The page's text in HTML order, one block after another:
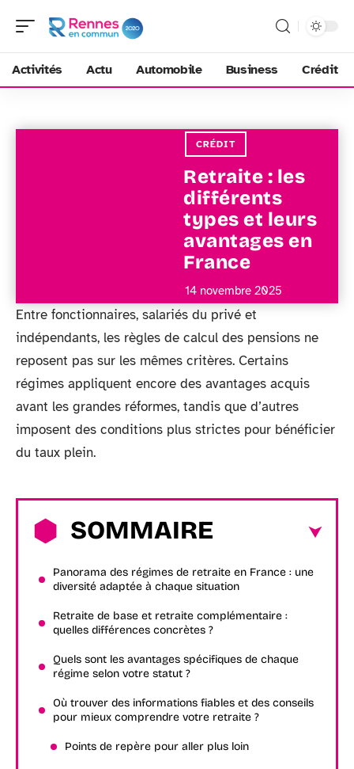
Activités Actu Automobile Business Crédit
CRÉDIT
Retraite : les
différents
types et leurs
avantages en
France
14 novembre 2025
Entre fonctionnaires, salariés du privé et
indépendants, les règles de calcul des pensions ne
reposent pas sur les mêmes critères. Certains
régimes appliquent encore des avantages acquis
avant les grandes réformes, tandis que d’autres
imposent des conditions plus strictes pour bénéficier
du taux plein.
SOMMAIRE
Panorama des régimes de retraite en France : une
diversité adaptée à chaque situation
Retraite de base et retraite complémentaire :
quelles différences concrètes ?
Quels sont les avantages spécifiques de chaque
régime selon votre statut ?
Où trouver des informations fiables et des conseils
pour mieux comprendre votre retraite ?
Points de repère pour aller plus loin